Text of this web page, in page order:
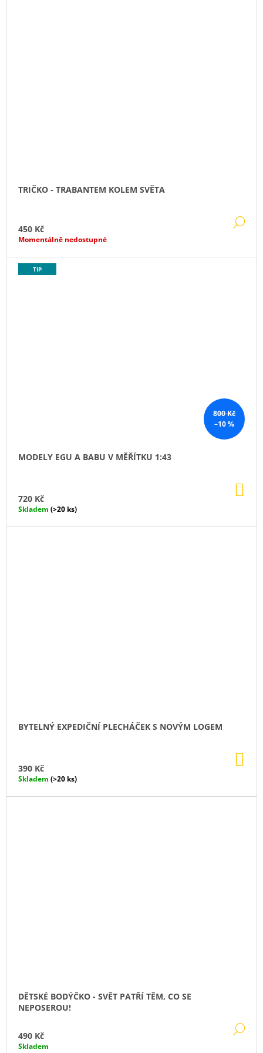
TRIČKO - TRABANTEM KOLEM SVĚTA
450 Kč
Momentálně nedostupné
800 Kč
–10 %
TIP
MODELY EGU A BABU V MĚŘÍTKU 1:43
720 Kč
Skladem (>20 ks)
BYTELNÝ EXPEDIČNÍ PLECHÁČEK S NOVÝM LOGEM
390 Kč
Skladem (>20 ks)
DĚTSKÉ BODÝČKO - SVĚT PATŘÍ TĚM, CO SE
NEPOSEROU!
490 Kč
Skladem